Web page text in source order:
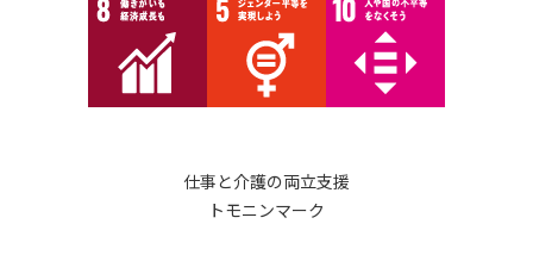
仕事と介護の両立支援
トモニンマーク